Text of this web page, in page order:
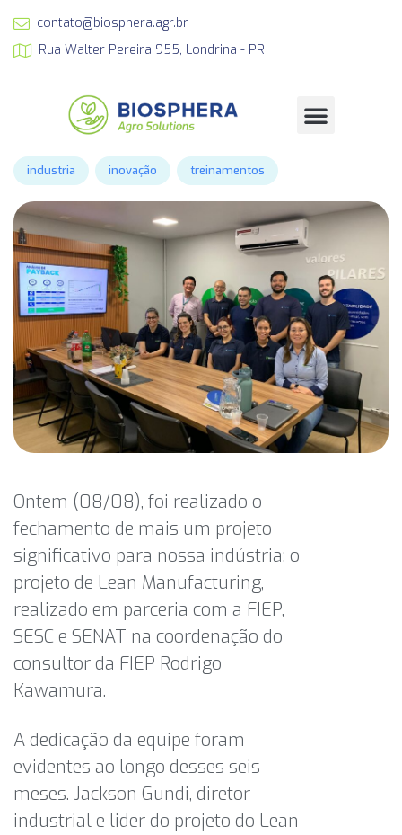
contato@biosphera.agr.br
Rua Walter Pereira 955, Londrina - PR
industria inovação treinamentos
Ontem (08/08), foi realizado o
fechamento de mais um projeto
significativo para nossa indústria: o
projeto de Lean Manufacturing,
realizado em parceria com a FIEP,
SESC e SENAT na coordenação do
consultor da FIEP Rodrigo
Kawamura.
A dedicação da equipe foram
evidentes ao longo desses seis
meses. Jackson Gundi, diretor
industrial e lider do projeto do Lean